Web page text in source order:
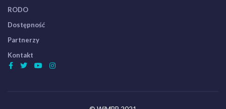
RODO
Dostępność
Partnerzy
Kontakt